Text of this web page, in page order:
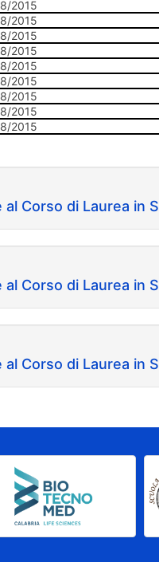
2015
2015
2015
2015
2015
2015
2015
2015
2015
Corso di Laurea in
Corso di Laurea in
Corso di Laurea in